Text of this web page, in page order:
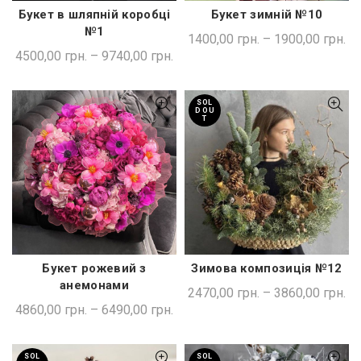
ШВИДКА ПОКУПКА
Букет в шляпній коробці
№1
4500,00 грн. – 9740,00 грн.
ШВИДКА ПОКУПКА
Букет зимній №10
1400,00 грн. – 1900,00 грн.
ШВИДКА ПОКУПКА
Букет рожевий з
анемонами
4860,00 грн. – 6490,00 грн.
SOL
D OU
T
ШВИДКА ПОКУПКА
Зимова композиція №12
2470,00 грн. – 3860,00 грн.
SOL
SOL